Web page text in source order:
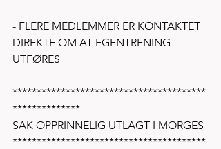
- FLERE MEDLEMMER ER KONTAKTET
DIREKTE OM AT EGENTRENING
UTFØRES
****************************************
**************
SAK OPPRINNELIG UTLAGT I MORGES
****************************************